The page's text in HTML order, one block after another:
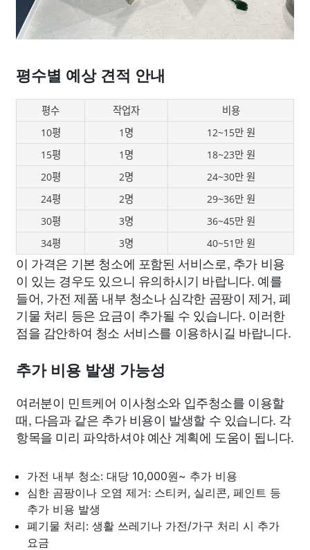
평수별 예상 견적 안내
평수 작업자
비용
10평
1명
12~15만 원
15평
1명
18~23만 원
20평
2명
24~30만 원
24평
2명
29~36만 원
30평
3명
36~45만 원
34평
3명 40~51만 원
이 가격은 기본 청소에 포함된 서비스로, 추가 비용
이 있는 경우도 있으니 유의하시기 바랍니다. 예를
들어, 가전 제품 내부 청소나 심각한 곰팡이 제거, 폐
기물 처리 등은 요금이 추가될 수 있습니다. 이러한
점을 감안하여 청소 서비스를 이용하시길 바랍니다.
추가 비용 발생 가능성
여러분이 민트케어 이사청소와 입주청소를 이용할
때, 다음과 같은 추가 비용이 발생할 수 있습니다. 각
항목을 미리 파악하셔야 예산 계획에 도움이 됩니다.
가전 내부 청소: 대당 10,000원~ 추가 비용
심한 곰팡이나 오염 제거: 스티커, 실리콘, 페인트 등
추가 비용 발생
폐기물 처리: 생활 쓰레기나 가전/가구 처리 시 추가
요금